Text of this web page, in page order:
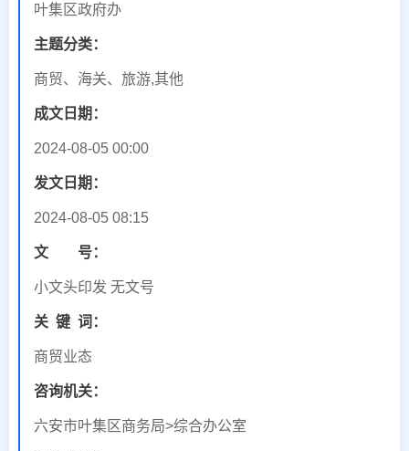
叶集区政府办
主题分类：
商贸、海关、旅游,其他
成文日期：
2024-08-05 00:00
发文日期：
2024-08-05 08:15
文 号：
小文头印发 无文号
关 键 词：
商贸业态
咨询机关：
六安市叶集区商务局>综合办公室